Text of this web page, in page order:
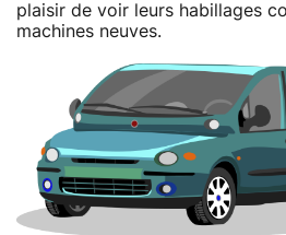
plaisir de voir leurs habillages
machines neuves.